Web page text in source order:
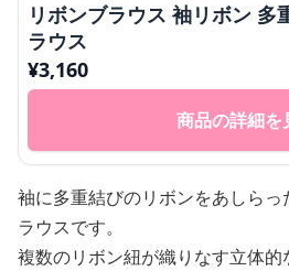
リボンブラウス 袖リボン 多
ラウス
¥3,160
商品の詳細を
袖に多重結びのリボンをあしら
ラウスです。
複数のリボン紐が織りなす立体